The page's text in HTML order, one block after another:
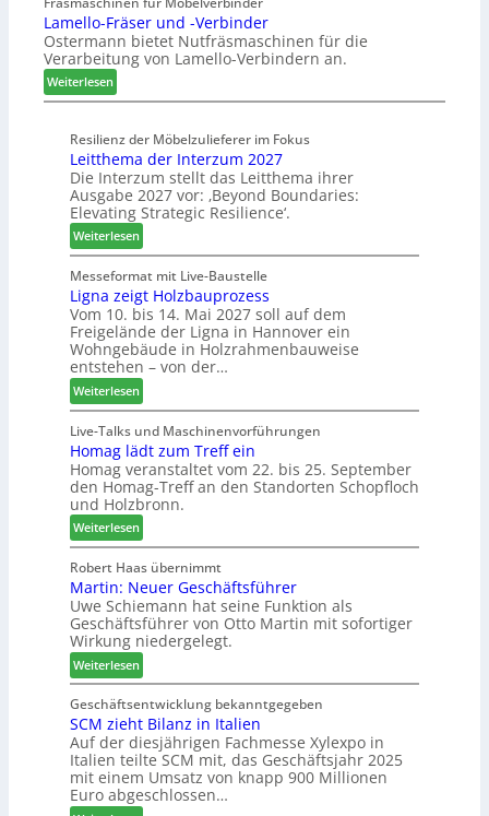
s
h
ö
n
e
r
u
r
a
u
m
S
o
r
t
i
m
e
n
t
s
z
e
c
n
u
n
g
e
n
f
ü
r
P
l
a
n
t
a
g
Lamello-Fräser und -Verbinder
Ostermann bietet Nutfräsmaschinen für die
Verarbeitung von Lamello-Verbindern an.
Weiterlesen:
L
m
e
l
l
o
-
F
r
ä
s
e
r
u
n
d
-
V
e
r
b
i
n
d
e
r
Resilienz der Möbelzulieferer im Fokus
Leitthema der Interzum 2027
Die Interzum stellt das Leitthema ihrer
Ausgabe 2027 vor: ‚Beyond Boundaries:
Elevating Strategic Resilience‘.
Weiterlesen:
L
e
i
t
t
h
e
m
a
d
e
r
I
n
t
e
r
z
u
m
2
0
2
7
Messeformat mit Live-Baustelle
Ligna zeigt Holzbauprozess
Vom 10. bis 14. Mai 2027 soll auf dem
Freigelände der Ligna in Hannover ein
Wohngebäude in Holzrahmenbauweise
entstehen – von der…
Weiterlesen:
L
i
g
n
a
z
e
i
g
t
H
o
l
z
b
a
u
p
r
o
z
Live-Talks und Maschinenvorführungen
Homag lädt zum Treff ein
Homag veranstaltet vom 22. bis 25. September
den Homag-Treff an den Standorten Schopfloch
und Holzbronn.
Weiterlesen:
H
o
m
a
g
l
ä
d
t
z
u
m
T
r
Robert Haas übernimmt
Martin: Neuer Geschäftsführer
Uwe Schiemann hat seine Funktion als
Geschäftsführer von Otto Martin mit sofortiger
Wirkung niedergelegt.
Weiterlesen:
M
a
r
t
n
:
Geschäftsentwicklung bekanntgegeben
SCM zieht Bilanz in Italien
Auf der diesjährigen Fachmesse Xylexpo in
Italien teilte SCM mit, das Geschäftsjahr 2025
mit einem Umsatz von knapp 900 Millionen
Euro abgeschlossen…